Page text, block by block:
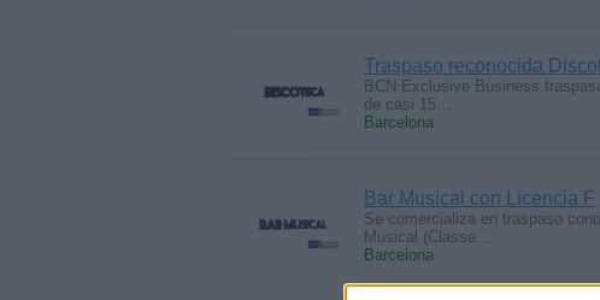
Traspaso reconocida
BCN Exclusive Business
de casi 15…
Barcelona
Bar Musical con Licencia F
Se comercializa en traspaso
Musical (Classe…
Barcelona